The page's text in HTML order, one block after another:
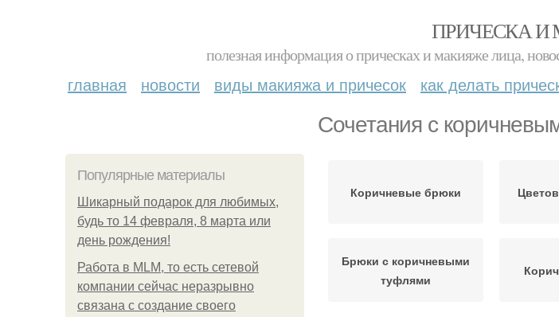
ПРИЧЕСКА
полезная информация о прическах и макияже лица,
главная новости виды макияжа и причесок как делать
Сочетания с
Популярные материалы
Шикарный подарок для любимых,
будь то 14 февраля, 8 марта или
день рождения!
Работа в MLM, то есть сетевой
компании сейчас неразрывно
связана с создание своего
Коричневые брюки
Брюки с коричневыми
туфлями